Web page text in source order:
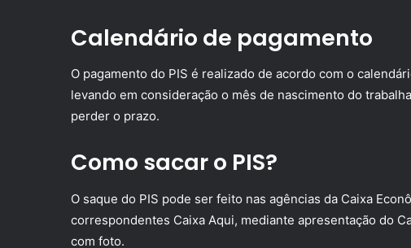
Calendário de pagamento
O pagamento do PIS é realizado de acordo com o
levando em consideração o mês de nascimento do
perder o prazo.
Como sacar o PIS?
O saque do PIS pode ser feito nas agências da Caixa
correspondentes Caixa Aqui, mediante apresentação do
com foto.